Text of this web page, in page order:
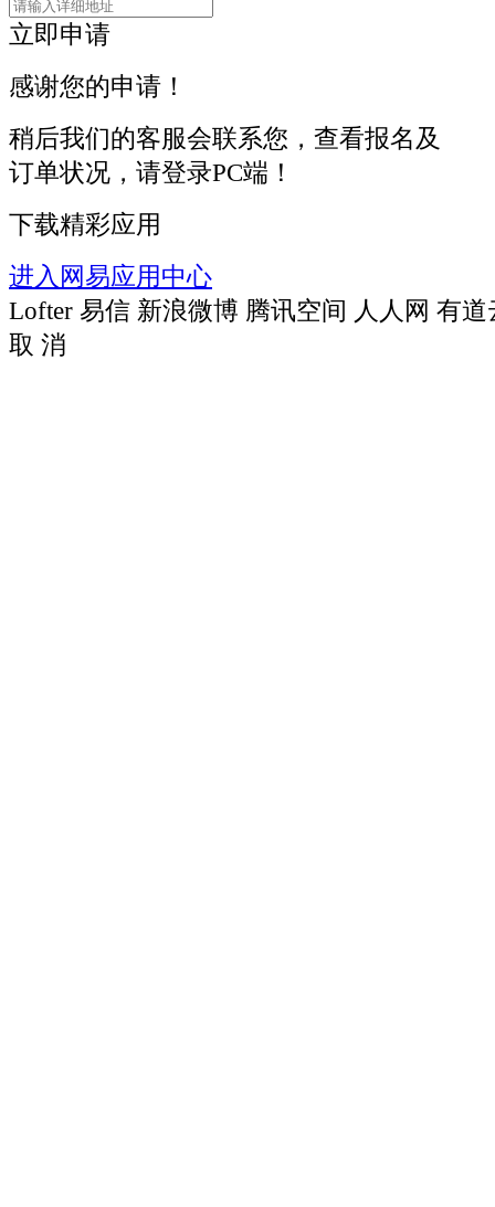
立即申请
感谢您的申请！
稍后我们的客服会联系您，查看报名及
订单状况，请登录PC端！
下载精彩应用
进入网易应用中心
Lofter 易信 新浪微博 腾讯空间 人人网 有道
取 消